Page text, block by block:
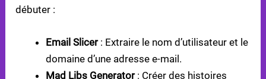
débuter :
Email Slicer: Extraire le nom d’utilisateur et le
domaine d’une adresse e-mail.
Mad Libs Generator: Créer des histoires